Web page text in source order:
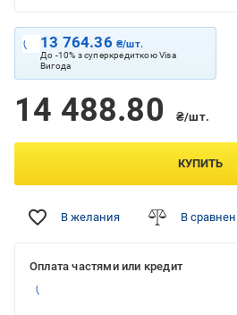
13 764.36 ₴/шт.
До -10% з суперкредиткою Visa
Вигода
14 488.80 ₴/шт.
КУПИТЬ
В желания В
Оплата частями или кредит